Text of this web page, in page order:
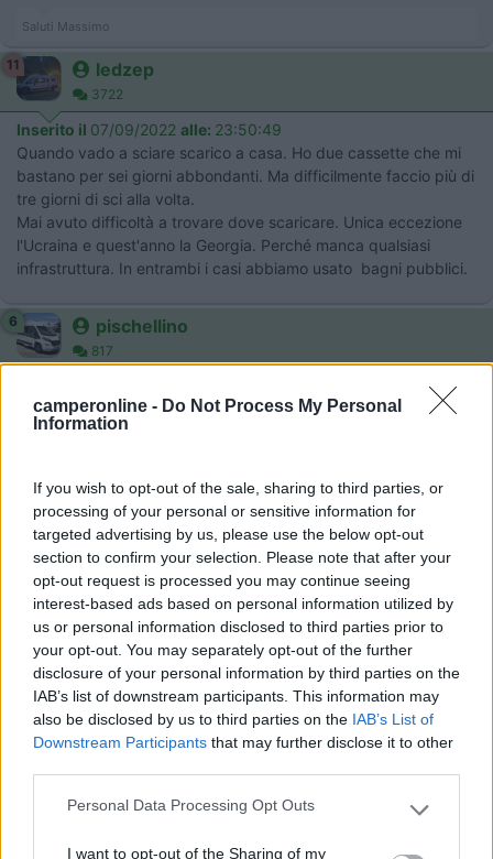
camperonline - Do Not Process My Personal
Information
If you wish to opt-out of the sale, sharing to third parties, or
processing of your personal or sensitive information for
targeted advertising by us, please use the below opt-out
section to confirm your selection. Please note that after your
opt-out request is processed you may continue seeing
interest-based ads based on personal information utilized by
us or personal information disclosed to third parties prior to
your opt-out. You may separately opt-out of the further
disclosure of your personal information by third parties on the
IAB’s list of downstream participants. This information may
also be disclosed by us to third parties on the IAB’s List of
Downstream Participants that may further disclose it to other
Please note that this website/app uses one or more Google
Personal Data Processing Opt Outs
I want to opt-out of the Sharing of my
Saluti Massimo
11 ledzep
3722
Inserito il 07/09/2022 alle: 23:50:49
Quando vado a sciare scarico a casa. Ho due cassette che mi
bastano per sei giorni abbondanti. Ma difficilmente faccio più di
tre giorni di sci alla volta.
Mai avuto difficoltà a trovare dove scaricare. Unica eccezione
l'Ucraina e quest'anno la Georgia. Perché manca qualsiasi
infrastruttura. In entrambi i casi abbiamo usato bagni pubblici.
6 pischellino
817
Ezio,
Non volermene... ma rispondendo così brusco offendi coloro
Concordo con te che molti sono zozzoni, che non hanno il
minimo rispetto per ciò che trovano e per gli altri, ma non
tutti....
Le volte che mi è capitato di fare libera, ad esempio al
Moncenisio, ho scaricato cassetta e grigie all'autogrill, dove gli
scarichi sono veramente fatiscenti e mantenuti malissimo,
sebbene siano abbastanza recenti
Scaricando lì vedi tutta la miseria umano-camperista: residuo di
scarichi senza disgregante, carta igienica non da wc chimici
ecc questo fa ****** e ci fa apparire tutta la categoria come
dei miserabili, ma non siamo tutti così, fortunatamente
Buona strada a tutti